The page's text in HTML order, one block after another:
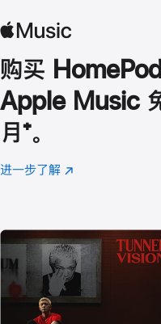
购买 HomePod
Apple Music
月 脚
注
⁺。
进一步了解 Apple
(在
口
中
打
开)